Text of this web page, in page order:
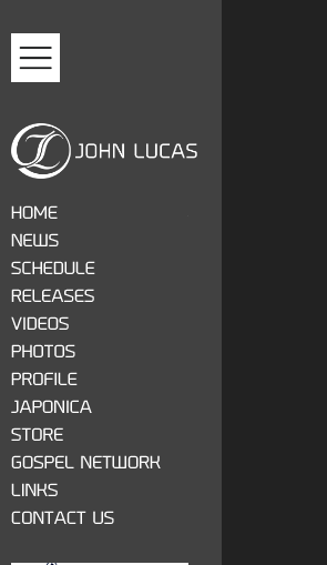
HOME
NEWS
SCHEDULE
RELEASES
VIDEOS
PHOTOS
PROFILE
JAPONICA
STORE
GOSPEL NETWORK
LINKS